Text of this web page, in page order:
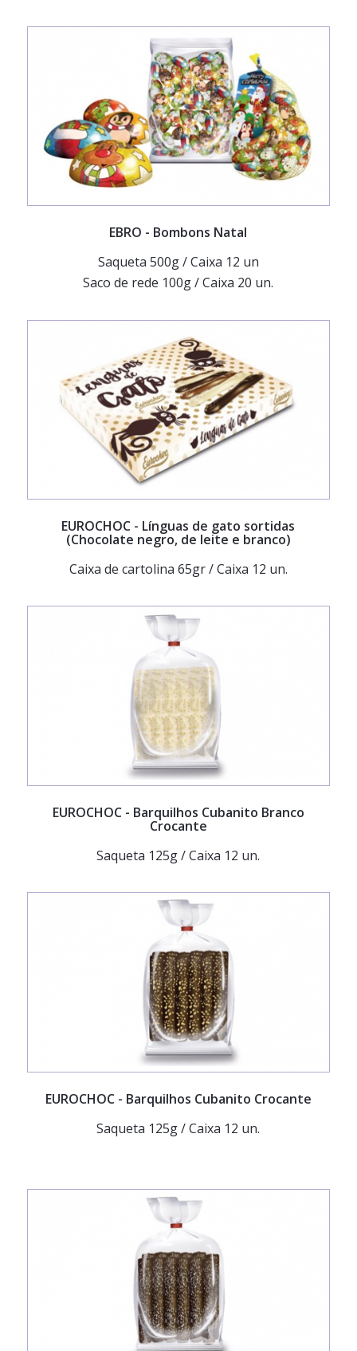
EBRO - Bombons Natal
Saqueta 500g / Caixa 12 un
Saco de rede 100g / Caixa 20 un.
EUROCHOC - Línguas de gato sortidas
(Chocolate negro, de leite e branco)
Caixa de cartolina 65gr / Caixa 12 un.
EUROCHOC- Barquilhos Cubanito Branco
Crocante
Saqueta 125g / Caixa 12 un.
EUROCHOC- Barquilhos Cubanito Crocante
Saqueta 125g / Caixa 12 un.